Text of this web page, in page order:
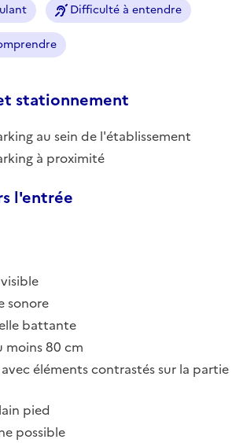
Difficulté à entendre
stationnement
au sein de l'établissement
à proximité
l'entrée
sonore
battante
moins 80 cm
éléments contrastés sur la partie
pied
possible